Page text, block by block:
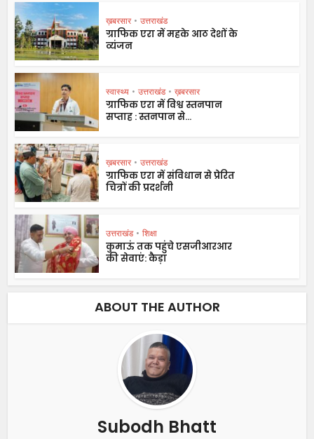
ख़बरसार • उत्तराखंड
ग्राफिक एरा में महके आठ देशों के
व्यंजन
स्वास्थ्य • उत्तराखंड • ख़बरसार
ग्राफिक एरा में विश्व स्तनपान
सप्ताह : स्तनपान से...
ख़बरसार • उत्तराखंड
ग्राफिक एरा में संविधान से प्रेरित
चित्रों की प्रदर्शनी
उत्तराखंड • शिक्षा
कुमाऊं तक पहुंचे एसजीआरआर
की सेवाएं: कैड़ा
ABOUT THE AUTHOR
Subodh Bhatt